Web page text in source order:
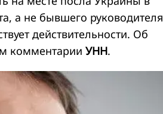
а не бывшего руководителя
действительности. Об
комментарии УНН.